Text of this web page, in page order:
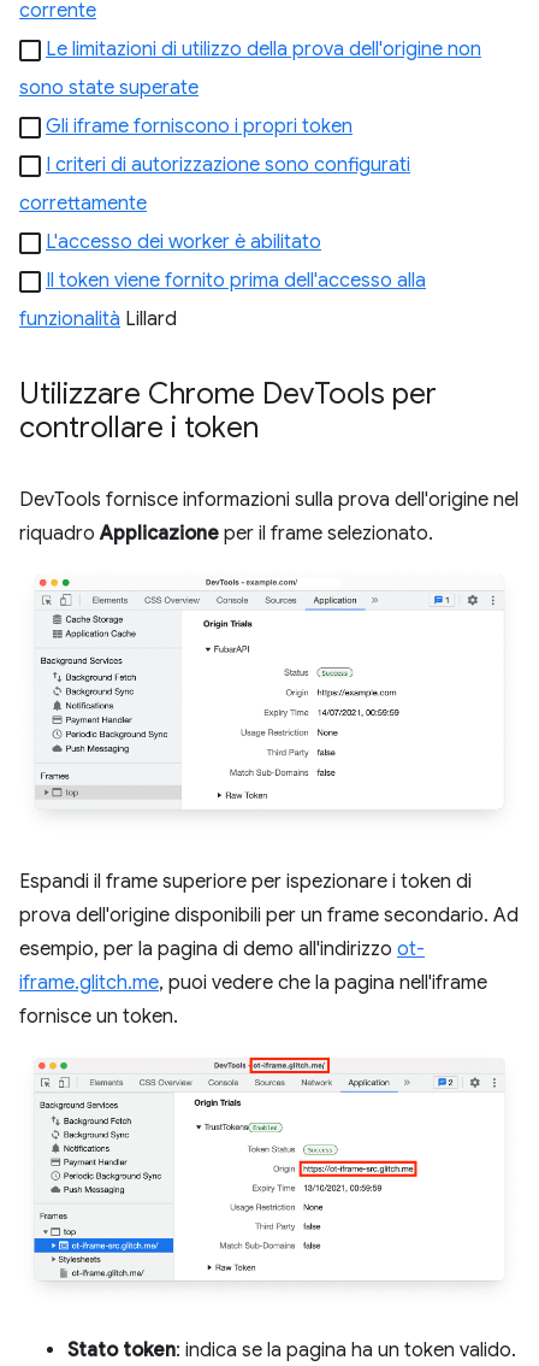
corrente
Le limitazioni di utilizzo della prova dell'origine non
sono state superate
Gli iframe forniscono i propri token
I criteri di autorizzazione sono configurati
correttamente
L'accesso dei worker è abilitato
Il token viene fornito prima dell'accesso alla
funzionalità Lillard
Utilizzare Chrome DevTools per
controllare i token
DevTools fornisce informazioni sulla prova dell'origine nel
riquadroApplicazione per il frame selezionato.
Espandi il frame superiore per ispezionare i token di
prova dell'origine disponibili per un frame secondario. Ad
esempio, per la pagina di demo all'indirizzo ot-
iframe.glitch.me, puoi vedere che la pagina nell'iframe
fornisce un token.
Stato token: indica se la pagina ha un token valido.